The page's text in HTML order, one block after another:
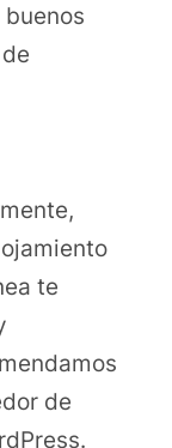
te
de